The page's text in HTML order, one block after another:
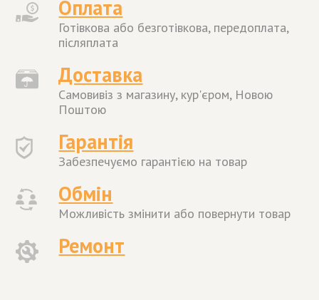
Оплата
Готівкова або безготівкова, передоплата,
післяплата
Доставка
Самовивіз з магазину, кур'єром, Новою
Поштою
Гарантія
Забезпечуємо гарантією на товар
Обмін
Можливість змінити або повернути товар
Ремонт